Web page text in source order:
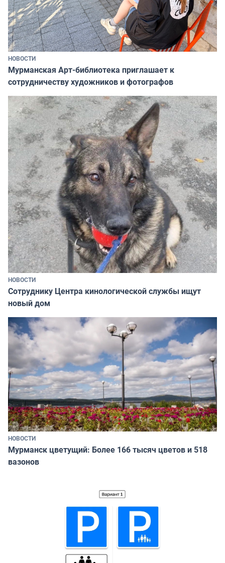
НОВОСТИ
Мурманская Арт-библиотека приглашает к
сотрудничеству художников и фотографов
НОВОСТИ
Сотруднику Центра кинологической службы ищут
новый дом
НОВОСТИ
Мурманск цветущий: Более 166 тысяч цветов и 518
вазонов